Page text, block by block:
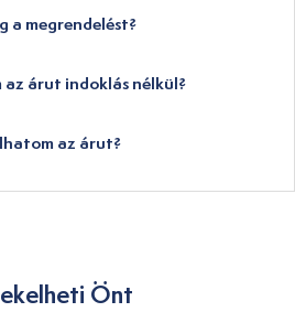
a megrendelést?
az árut indoklás nélkül?
az árut?
Önt